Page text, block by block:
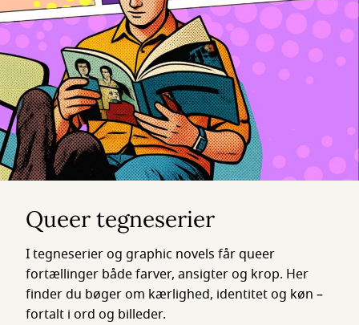
Queer tegneserier
I tegneserier og graphic novels får queer
fortællinger både farver, ansigter og krop. Her
finder du bøger om kærlighed, identitet og køn –
fortalt i ord og billeder.